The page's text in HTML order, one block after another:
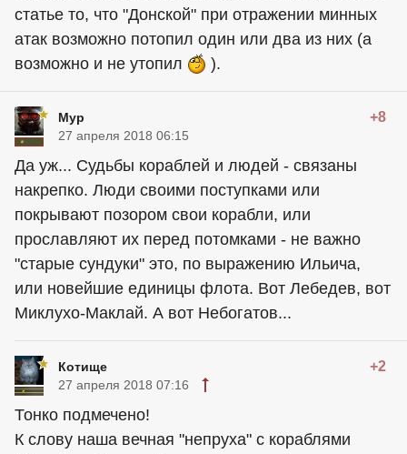
статье то, что "Донской" при отражении минных
атак возможно потопил один или два из них (а
возможно и не утопил
).
Мур +8
27 апреля 2018 06:15
Да уж... Судьбы кораблей и людей - связаны
накрепко. Люди своими поступками или
покрывают позором свои корабли, или
прославляют их перед потомками - не важно
"старые сундуки" это, по выражению Ильича,
или новейшие единицы флота. Вот Лебедев, вот
Миклухо-Маклай. А вот Небогатов...
Котище +2
27 апреля 2018 07:16
Тонко подмечено!
К слову наша вечная "непруха" с кораблями